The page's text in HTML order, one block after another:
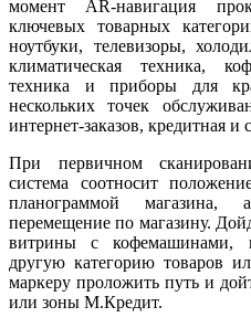
момент AR-навигация
ключевых товарных
ноутбуки, телевизоры,
климатическая техника,
техника и приборы для
нескольких точек
интернет-заказов, кредитная и
При первичном
система соотносит
планограммой магазина,
перемещение по магазину.
витрины с кофемашинами,
другую категорию товаров
маркеру проложить путь и
или зоны М.Кредит.